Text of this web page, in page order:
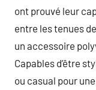
ont prouvé leur
entre les tenues
un accessoire
Capables d’être
ou casual pour